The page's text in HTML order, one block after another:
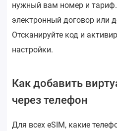
нужный вам номер и
электронный договор или
Отсканируйте код и
настройки.
Как добавить
через телефон
Для всех eSIM, какие